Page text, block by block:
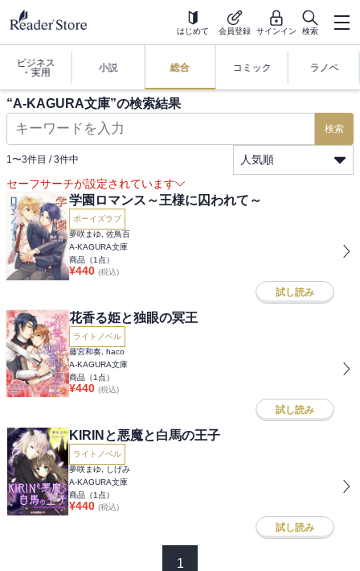
はじめて 会員登録 サインイン 検索
ビジネス
・実用
小説 総合 コミック ラノベ
“A-KAGURA文庫”の検索結果
検索
1〜3件目 / 3件中
人気順
セーフサーチが設定されています
学園ロマンス～王様に囚われて～
ボーイズラブ
夢咲まゆ, 佐鳥百
A-KAGURA文庫
商品（1 点）
¥440 (税込)
試し読み
花香る姫と独眼の冥王
ライトノベル
藤宮和奏, haco
A-KAGURA文庫
商品（1 点）
¥440 (税込)
試し読み
KIRINと悪魔と白馬の王子
ライトノベル
夢咲まゆ, しげみ
A-KAGURA文庫
商品（1 点）
¥440 (税込)
試し読み
1